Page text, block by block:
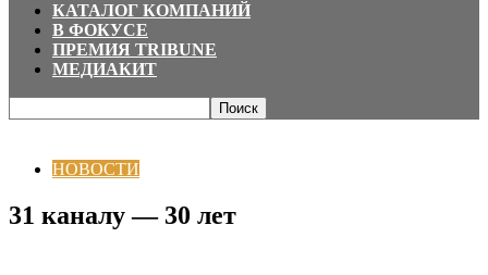
КАТАЛОГ КОМПАНИЙ
В ФОКУСЕ
ПРЕМИЯ TRIBUNE
МЕДИАКИТ
НОВОСТИ
31 каналу — 30 лет